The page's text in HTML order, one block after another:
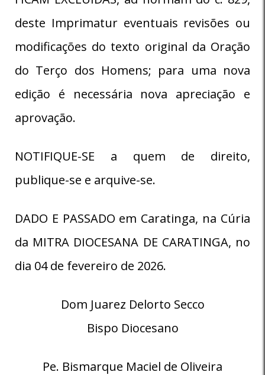
deste Imprimatur eventuais revisões ou
modificações do texto original da Oração
do Terço dos Homens; para uma nova
edição é necessária nova apreciação e
aprovação.
NOTIFIQUE-SE a quem de direito,
publique-se e arquive-se.
DADO E PASSADO em Caratinga, na Cúria
da MITRA DIOCESANA DE CARATINGA, no
dia 04 de fevereiro de 2026.
Dom Juarez Delorto Secco
Bispo Diocesano
Pe. Bismarque Maciel de Oliveira